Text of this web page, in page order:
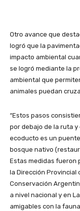
Otro avance que
logró que la
impacto ambiental
se logró mediante la
ambiental que
animales puedan
“Estos pasos
por debajo de la ruta y
ecoducto es un
bosque nativo
Estas medidas fueron
la Dirección Provincial
Conservación
a nivel nacional y en
amigables con la